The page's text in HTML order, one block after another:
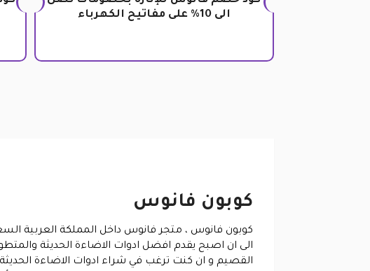
الى 10% على مفاتيح الكهرباء
كوبون فانوس
كوبون فانوس
الى ان اصبح يقدم افضل ادوات الاضاءة الحديثة
القصيم و ان كنت ترغب في شراء ادوات الاضاءة